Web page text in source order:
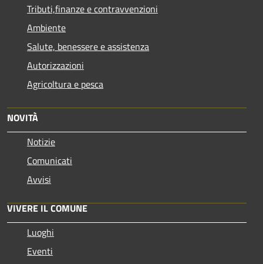
Tributi,finanze e contravvenzioni
Ambiente
Salute, benessere e assistenza
Autorizzazioni
Agricoltura e pesca
NOVITÀ
Notizie
Comunicati
Avvisi
VIVERE IL COMUNE
Luoghi
Eventi